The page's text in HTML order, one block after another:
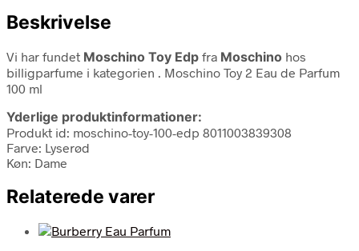
Beskrivelse
Vi har fundet Moschino Toy Edp fra Moschino hos
billigparfume i kategorien . Moschino Toy 2 Eau de Parfum
100 ml
Yderlige produktinformationer:
Produkt id: moschino-toy-100-edp 8011003839308
Farve: Lyserød
Køn: Dame
Relaterede varer